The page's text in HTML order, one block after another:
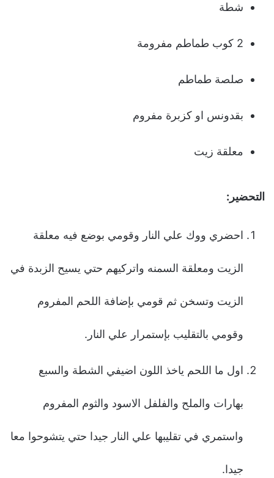
شطة
2 كوب طماطم مفرومة
صلصة طماطم
بقدونس او كزبرة مفروم
معلقة زيت
التحضير:
احضري ووك علي النار وقومي بوضع فيه معلقة
الزيت ومعلقة السمنه واتركيهم حتي يسيح الزبدة في
الزيت وتسخن ثم قومي بإضافة اللحم المفروم
وقومي بالتقليب بإستمرار علي النار.
اول ما اللحم ياخذ اللون اضيفي الشطة والسبع
بهارات والملح والفلفل الاسود والثوم المفروم
واستمري في تقليبها علي النار جيدا حتي يتشوحوا معا
جيدا.